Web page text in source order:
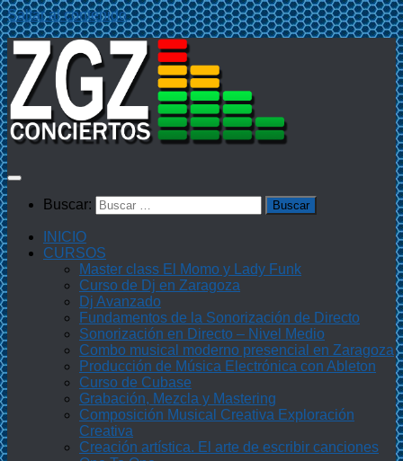
Saltar al contenido
Buscar:
INICIO
CURSOS
Master class El Momo y Lady Funk
Curso de Dj en Zaragoza
Dj Avanzado
Fundamentos de la Sonorización de Directo
Sonorización en Directo – Nivel Medio
Combo musical moderno presencial en Zaragoza
Producción de Música Electrónica con Ableton
Curso de Cubase
Grabación, Mezcla y Mastering
Composición Musical Creativa Exploración
Creativa
Creación artística. El arte de escribir canciones